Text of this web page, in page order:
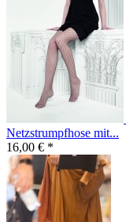
Netzstrumpfhose mit...
16,00 € *